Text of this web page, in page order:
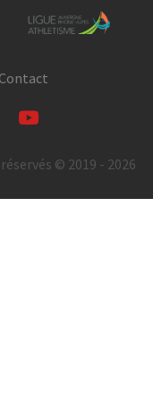
Contact
© 2019 - 2026